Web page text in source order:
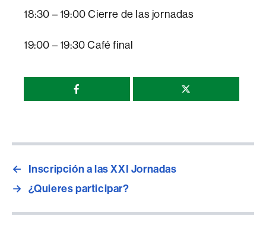
18:30 – 19:00 Cierre de las jornadas
19:00 – 19:30 Café final
Compartir
página
←
Inscripción a las XXI Jornadas
→ ¿Quieres participar?